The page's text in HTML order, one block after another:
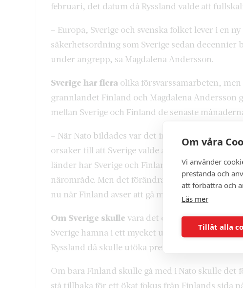
Om våra
Vi använder
prestanda och
att förbättra och
Läs mer
Tillåt alla
februari, det datum då Ryssland valde att
– Europa, Sverige och svenska folket lever i en
säkerhetsordning som Sverige sedan decennier
under angrepp, sa Magdalena Andersson.
Sverige har flera olika försvarssamarbeten,
grannlandet Finland och Magdalena
mellan Sverige och Finland de senaste
– När Nato bildades var det inte möjligt för
orsaker till att Sverige valde att fortsätta att
länder har Sverige och Finland också kunnat
närområde. Men det förändrades när Ryssland
nu när Finland avser att gå med i Nato, sa
Om Sverige skulle vara det enda landet i
Sverige hamna i ett mycket utsatt läge, påpekar
Ryssland då skulle utöka pressen på Sverige.
Om bara Finland skulle gå med i Nato skulle det
stå tillbaka för ett ökat fokus från Finlands sida